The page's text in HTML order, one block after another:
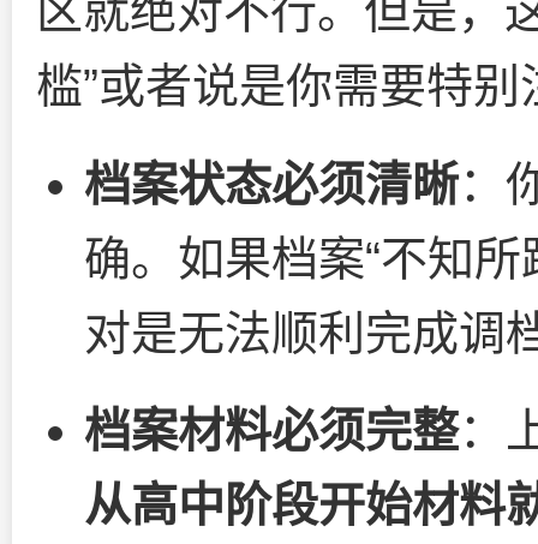
区就绝对不行。但是，
槛”或者说是你需要特
档案状态必须清晰：
确。如果档案“不知
对是无法顺利完成调
档案材料必须完整：
从高中阶段开始材料